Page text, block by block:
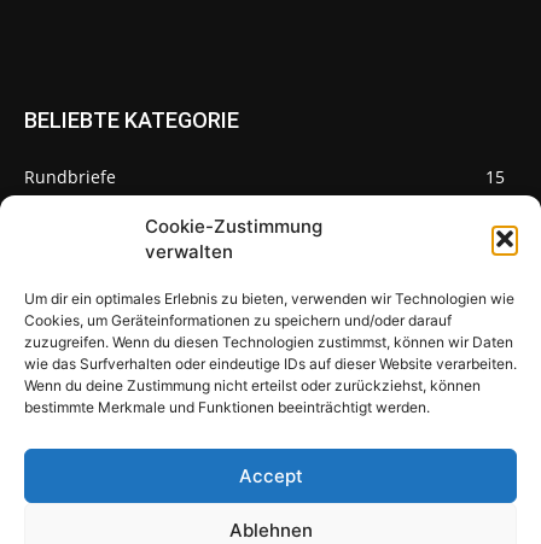
Cookie-Zustimmung
verwalten
Um dir ein optimales Erlebnis zu bieten, verwenden wir Technologien wie
Cookies, um Geräteinformationen zu speichern und/oder darauf
zuzugreifen. Wenn du diesen Technologien zustimmst, können wir Daten
wie das Surfverhalten oder eindeutige IDs auf dieser Website verarbeiten.
Wenn du deine Zustimmung nicht erteilst oder zurückziehst, können
bestimmte Merkmale und Funktionen beeinträchtigt werden.
Accept
Ablehnen
BELIEBTE KATEGORIE
Rundbriefe
15
Pilzseite
Seltene Pilze aus Mainfranken und
Deutschland